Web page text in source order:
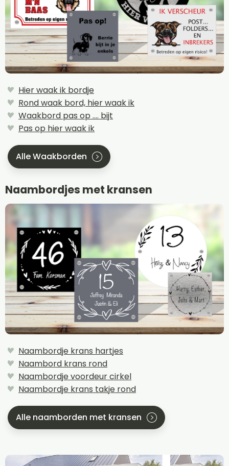
Hier waak ik bordje
Rond waak bord, hier waak ik
Waakbord pas op .... bijt
Pas op hier waak ik
Alle Waakborden
Naambordjes met kransen
Naambordje krans hartjes
Naambord krans rond
Naambordje voordeur cirkel
Naambordje krans takje rond
Alle naamborden met kransen